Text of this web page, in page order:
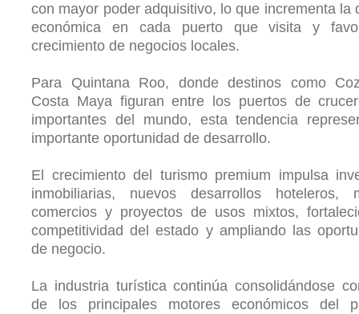
con mayor poder adquisitivo, lo que incrementa la
económica en cada puerto que visita y
crecimiento de negocios locales.
Para Quintana Roo, donde destinos como
Costa Maya figuran entre los puertos de
importantes del mundo, esta tendencia
importante oportunidad de desarrollo.
El crecimiento del turismo premium impulsa
inmobiliarias, nuevos desarrollos hoteleros,
comercios y proyectos de usos mixtos,
competitividad del estado y ampliando las
de negocio.
La industria turística continúa consolidándose
de los principales motores económicos del